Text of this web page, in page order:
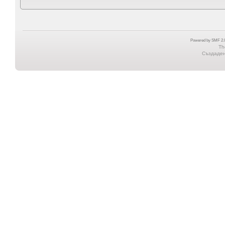
Powered by SMF